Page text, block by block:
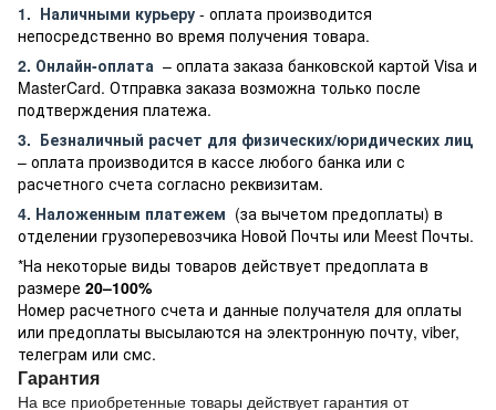
1. Наличными курьеру - оплата производится
непосредственно во время получения товара.
2. Онлайн-оплата – оплата заказа банковской картой Visa и
MasterCard. Отправка заказа возможна только после
подтверждения платежа.
3. Безналичный расчет для физических/юридических лиц
– оплата производится в кассе любого банка или с
расчетного счета согласно реквизитам.
4. Наложенным платежем (за вычетом предоплаты) в
отделении грузоперевозчика Новой Почты или Meest Почты.
*На некоторые виды товаров действует предоплата в
размере 20–100%
Номер расчетного счета и данные получателя для оплаты
или предоплаты высылаются на электронную почту, viber,
телеграм или смс.
Гарантия
На все приобретенные товары действует гарантия от